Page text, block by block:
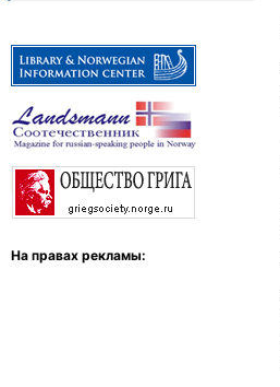
На правах рекламы: